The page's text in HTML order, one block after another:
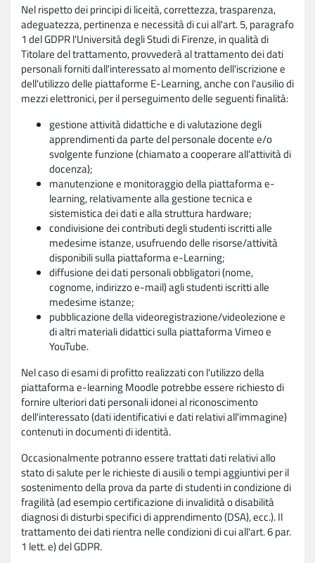
Nel rispetto dei principi di liceità, correttezza, trasparenza,
adeguatezza, pertinenza e necessità di cui all'art. 5, paragrafo
1 del GDPR l'Università degli Studi di Firenze, in qualità di
Titolare del trattamento, provvederà al trattamento dei dati
personali forniti dall'interessato al momento dell'iscrizione e
dell'utilizzo delle piattaforme E-Learning, anche con l'ausilio di
mezzi elettronici, per il perseguimento delle seguenti finalità:
gestione attività didattiche e di valutazione degli
apprendimenti da parte del personale docente e/o
svolgente funzione (chiamato a cooperare all'attività di
docenza);
manutenzione e monitoraggio della piattaforma e-
learning, relativamente alla gestione tecnica e
sistemistica dei dati e alla struttura hardware;
condivisione dei contributi degli studenti iscritti alle
medesime istanze, usufruendo delle risorse/attività
disponibili sulla piattaforma e-Learning;
diffusione dei dati personali obbligatori (nome,
cognome, indirizzo e-mail) agli studenti iscritti alle
medesime istanze;
pubblicazione della videoregistrazione/videolezione e
di altri materiali didattici sulla piattaforma Vimeo e
YouTube.
Nel caso di esami di profitto realizzati con l'utilizzo della
piattaforma e-learning Moodle potrebbe essere richiesto di
fornire ulteriori dati personali idonei al riconoscimento
dell'interessato (dati identificativi e dati relativi all'immagine)
contenuti in documenti di identità.
Occasionalmente potranno essere trattati dati relativi allo
stato di salute per le richieste di ausili o tempi aggiuntivi per il
sostenimento della prova da parte di studenti in condizione di
fragilità (ad esempio certificazione di invalidità o disabilità
diagnosi di disturbi specifici di apprendimento (DSA), ecc.). Il
trattamento dei dati rientra nelle condizioni di cui all'art. 6 par.
1 lett. e) del GDPR.